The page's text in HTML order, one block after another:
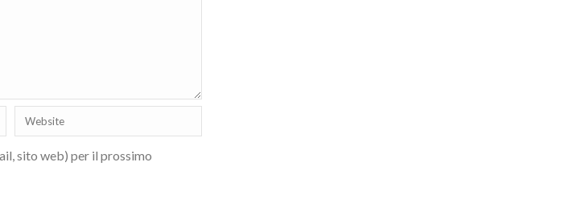
sito web) per il prossimo